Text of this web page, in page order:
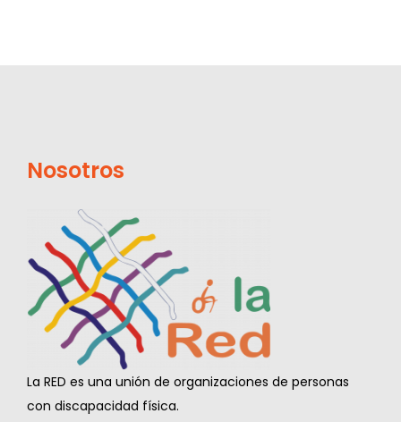
Nosotros
La RED es una unión de organizaciones de personas
con discapacidad física.